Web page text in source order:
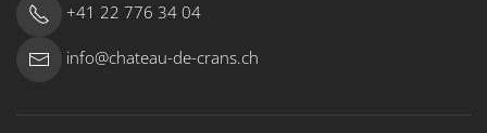
+41 22 776 34 04
info@chateau-de-crans.ch